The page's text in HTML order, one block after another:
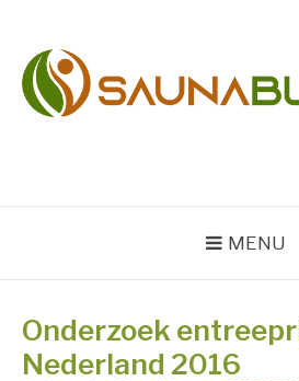
inhoud
springen
MENU
Onderzoek
Nederland 2016